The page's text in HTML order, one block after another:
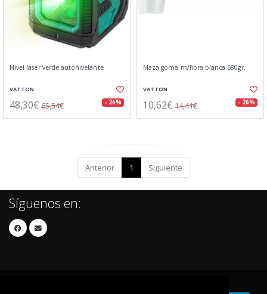
Nivel laser verde autonivelante
VATTON
48,30€ 65,54€ - 26%
Maza goma m/fibra blanca 680gr.
VATTON
10,62€ 14,41€ - 26%
Anterior 1 Siguiente
Síguenos en: